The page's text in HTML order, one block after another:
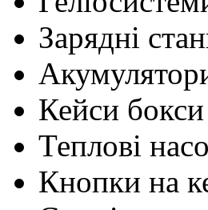
Зарядні
Кейси
Теплові
Кнопки на